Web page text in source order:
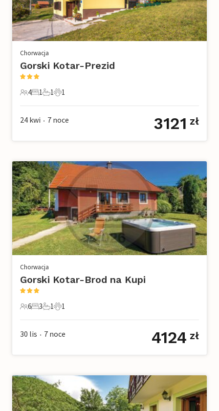
Chorwacja
Gorski Kotar-Prezid
4 Goście
4
1 Sypialnia
1
1 Łazienka
1
1 Zwierzę domowe
1
24 kwi • 7 noce 3121 zł
Chorwacja
Gorski Kotar-Brod na Kupi
6 Goście
6
3 Sypialnie
3
1 Łazienka
1
1 Zwierzę domowe
1
30 lis • 7 noce 4124 zł